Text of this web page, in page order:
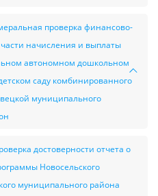
проверка финансово-
начисления и выплаты
автономном дошкольном
саду комбинированного
муниципального
достоверности отчета о
Новосельского
муниципального района